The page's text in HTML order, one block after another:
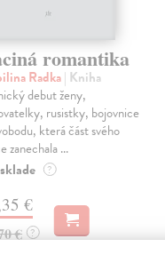
romantika
Radka| Kniha
debut ženy,
rusistky, bojovnice
která část svého
zanechala ...
?
€
€ ?